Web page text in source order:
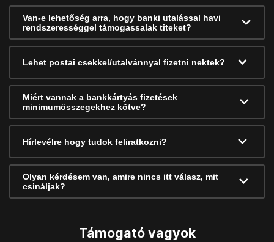
Van-e lehetőség arra, hogy banki utalással havi
rendszerességgel támogassalak titeket?
Lehet postai csekkel/utalvánnyal fizetni nektek?
Miért vannak a bankkártyás fizetések
minimumösszegekhez kötve?
Hírlevélre hogy tudok feliratkozni?
Olyan kérdésem van, amire nincs itt válasz, mit
csináljak?
Támogató vagyok